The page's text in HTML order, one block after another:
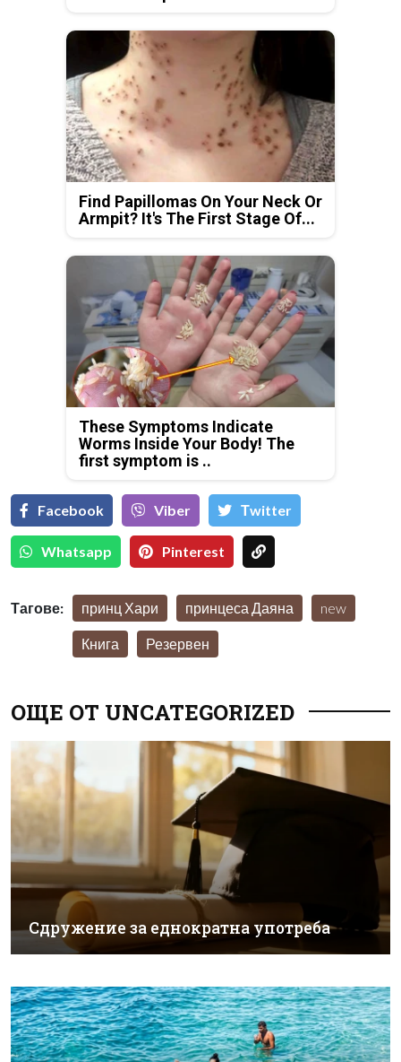
Find Papillomas On Your Neck Or
Armpit? It's The First Stage Of...
These Symptoms Indicate
Worms Inside Your Body! The
first symptom is ..
Facebook Viber Тwitter
Whatsapp Pinterest
Тагове: принц Хари принцеса Даяна new
Книга Резервен
ОЩЕ ОТ UNCATEGORIZED
Сдружение за еднократна употреба